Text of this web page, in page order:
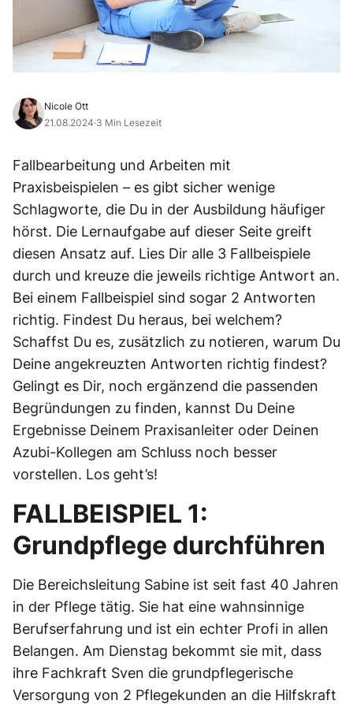
Nicole Ott
21.08.2024·3 Min Lesezeit
Fallbearbeitung und Arbeiten mit
Praxisbeispielen – es gibt sicher wenige
Schlagworte, die Du in der Ausbildung häufiger
hörst. Die Lernaufgabe auf dieser Seite greift
diesen Ansatz auf. Lies Dir alle 3 Fallbeispiele
durch und kreuze die jeweils richtige Antwort an.
Bei einem Fallbeispiel sind sogar 2 Antworten
richtig. Findest Du heraus, bei welchem?
Schaffst Du es, zusätzlich zu notieren, warum Du
Deine angekreuzten Antworten richtig findest?
Gelingt es Dir, noch ergänzend die passenden
Begründungen zu finden, kannst Du Deine
Ergebnisse Deinem Praxisanleiter oder Deinen
Azubi-Kollegen am Schluss noch besser
vorstellen. Los geht’s!
FALLBEISPIEL 1:
Grundpflege durchführen
Die Bereichsleitung Sabine ist seit fast 40 Jahren
in der Pflege tätig. Sie hat eine wahnsinnige
Berufserfahrung und ist ein echter Profi in allen
Belangen. Am Dienstag bekommt sie mit, dass
ihre Fachkraft Sven die grundpflegerische
Versorgung von 2 Pflegekunden an die Hilfskraft